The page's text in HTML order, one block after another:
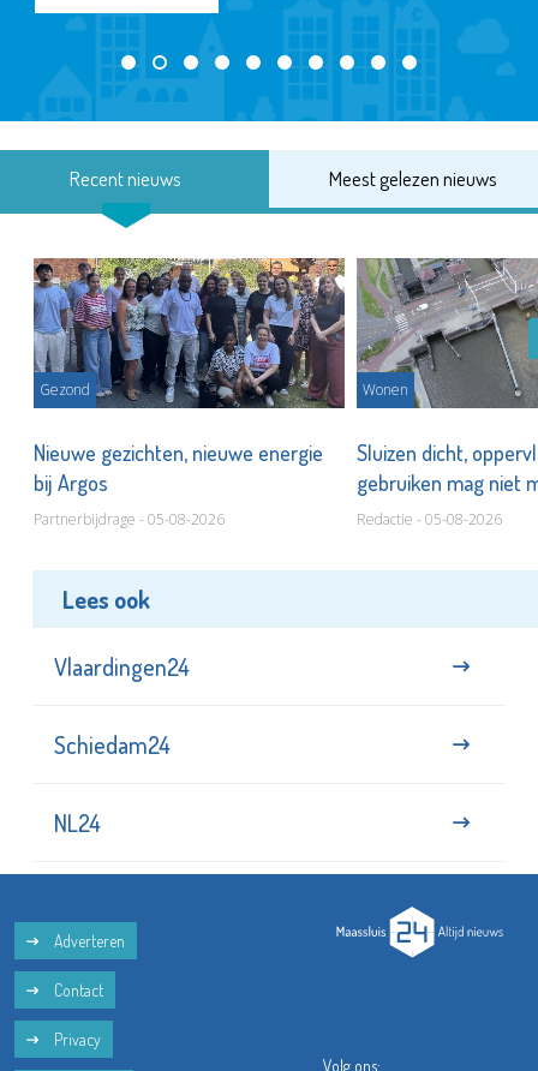
Recent nieuws Meest gelezen nieuws
Gezond
Nieuwe gezichten, nieuwe energie
bij Argos
Partnerbijdrage - 05-08-2026
Wonen
Sluizen dicht,
gebruiken mag niet
Redactie - 05-08-2026
Lees ook
Vlaardingen24
Schiedam24
NL24
Adverteren
Contact
Privacy
Volg ons: